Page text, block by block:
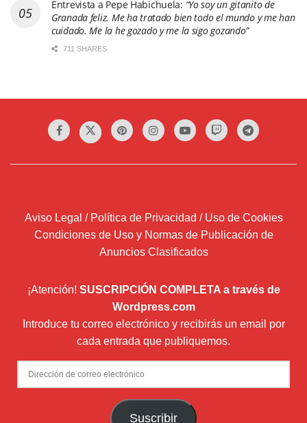
Entrevista a Pepe Habichuela: “Yo soy un gitanito de
Granada feliz. Me ha tratado bien todo el mundo y me han
cuidado. Me la he gozado y me la sigo gozando”
711 SHARES
Aviso Legal / Política de Privacidad / Uso de Cookies
Condiciones de Uso y Normas de Publicación de
Anuncios Clasificados
¡Atención! SUSCRIPCIÓN COMPLETA a través de
Wordpress.com
Introduce tu correo electrónico y recibirás un email por
cada entrada que publiquemos.
Dirección
de
Suscribir